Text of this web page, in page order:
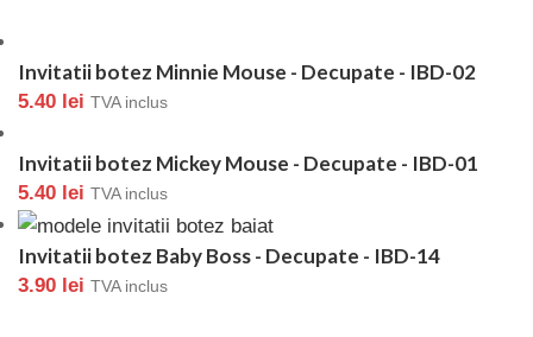
Invitatii botez Minnie Mouse - Decupate - IBD-02
5.40 lei TVA inclus
Invitatii botez Mickey Mouse - Decupate - IBD-01
5.40 lei TVA inclus
Invitatii botez Baby Boss - Decupate - IBD-14
3.90 lei TVA inclus